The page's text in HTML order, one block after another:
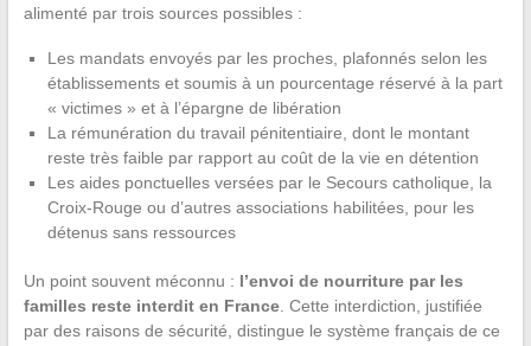
alimenté par trois sources possibles :
Les mandats envoyés par les proches, plafonnés selon les
établissements et soumis à un pourcentage réservé à la part
« victimes » et à l’épargne de libération
La rémunération du travail pénitentiaire, dont le montant
reste très faible par rapport au coût de la vie en détention
Les aides ponctuelles versées par le Secours catholique, la
Croix-Rouge ou d’autres associations habilitées, pour les
détenus sans ressources
Un point souvent méconnu : l’envoi de nourriture par les
familles reste interdit en France. Cette interdiction, justifiée
par des raisons de sécurité, distingue le système français de ce